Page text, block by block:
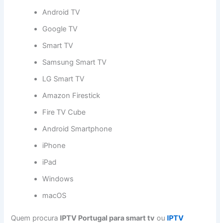
Android TV
Google TV
Smart TV
Samsung Smart TV
LG Smart TV
Amazon Firestick
Fire TV Cube
Android Smartphone
iPhone
iPad
Windows
macOS
Quem procura IPTV Portugal para smart tv ou IPTV